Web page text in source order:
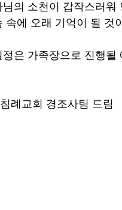
님의 소천이 갑작스러
속에 오래 기억이 될 것
정은 가족장으로 진행
례교회 경조사팀 드림